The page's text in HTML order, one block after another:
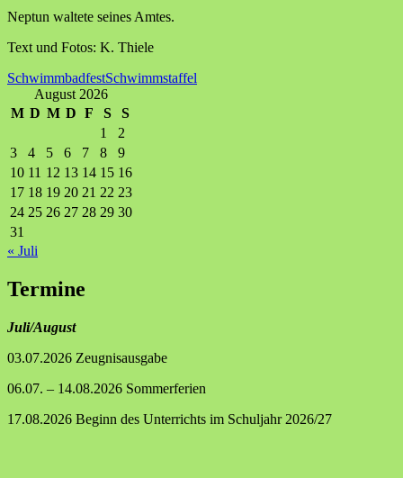
Neptun waltete seines Amtes.
Text und Fotos: K. Thiele
SchwimmbadfestSchwimmstaffel
August 2026
M D M D F S
S
1
2
3
4 5 6 7 8
9
10 11 12 13 14 15 16
17 18 19 20 21 22 23
24 25 26 27 28 29 30
31
« Juli
Termine
Juli/August
03.07.2026 Zeugnisausgabe
06.07. – 14.08.2026 Sommerferien
17.08.2026 Beginn des Unterrichts im Schuljahr 2026/27